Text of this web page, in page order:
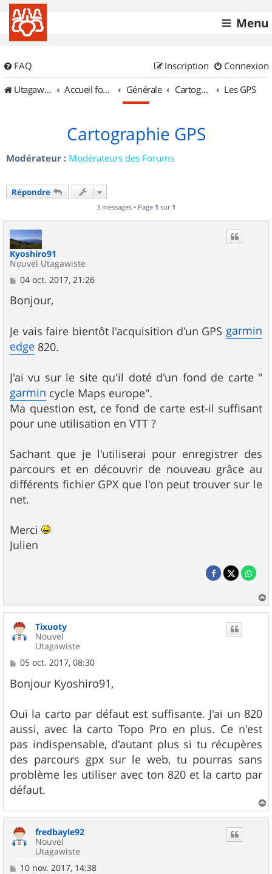
Menu
FAQ Connexion
Inscription
UtagawaVTT (Randos VTT et VTTAE avec traces GPS)
Accueil forum Générale Cartographie et GPS Les GPS
Cartographie GPS
Modérateur : Modérateurs des Forums
Répondre
3 messages • Page 1 sur 1
Kyoshiro91
Nouvel Utagawiste
M
s
s
g
e
04 oct. 2017, 21:26
Bonjour,
Je vais faire bientôt l'acquisition d'un GPS garmin
edge 820.
J'ai vu sur le site qu'il doté d'un fond de carte "
garmin cycle Maps europe".
Ma question est, ce fond de carte est-il suffisant
pour une utilisation en VTT ?
Sachant que je l'utiliserai pour enregistrer des
parcours et en découvrir de nouveau grâce au
différents fichier GPX que l'on peut trouver sur le
net.
Merci
Julien
a
Tixuoty
Nouvel
Utagawiste
M
s
s
g
e
05 oct. 2017, 08:30
Bonjour Kyoshiro91,
Oui la carto par défaut est suffisante. J'ai un 820
aussi, avec la carto Topo Pro en plus. Ce n'est
pas indispensable, d'autant plus si tu récupères
des parcours gpx sur le web, tu pourras sans
problème les utiliser avec ton 820 et la carto par
défaut.
a
fredbayle92
Nouvel
Utagawiste
M10 nov. 2017, 14:38